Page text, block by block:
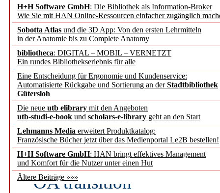
H+H Software GmbH: Die Bibliothek als Information-Broker
Wie Sie mit HAN Online-Ressourcen einfacher zugänglich
Sobotta Atlas und die 3D App: Von den ersten Lehrmitteln
in der Anatomie bis zu Complete Anatomy
bibliotheca: DIGITAL – MOBIL – VERNETZT
Ein rundes Bibliothekserlebnis für alle
Eine Entscheidung für Ergonomie und Kundenservice:
Automatisierte Rückgabe und Sortierung an derStadtbibliothek
Gütersloh
Die neue utb elibrary mit den Angeboten
utb-studi-e-book und scholars-e-library geht an den Start
Lehmanns Media erweitert Produktkatalog:
Französische Bücher jetzt über das Medienportal Le2B bestellen!
H+H Software GmbH: HAN bringt effektives Management
und Komfort für die Nutzer unter einen Hut
Ältere Beiträge »»»
jedem Experiment
DFG setzt Förderung
FAIRmat fort
Bayerns digitale
Schulwandbilder aus
Fifth Open Access
transformative
OA transition